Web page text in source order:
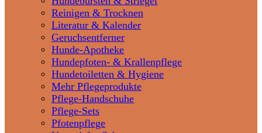
Reinigen & Trocknen
Literatur & Kalender
Geruchsentferner
Hunde-Apotheke
Hundepfoten- & Krallenpflege
Hundetoiletten & Hygiene
Mehr Pflegeprodukte
Pflege-Handschuhe
Pflege-Sets
Pfotenpflege